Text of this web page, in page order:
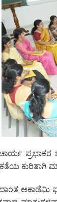
ಪ್ರಭಾಕರ
ಕುರಿತಾಗಿ
ಅಕಾಡೆಮಿ